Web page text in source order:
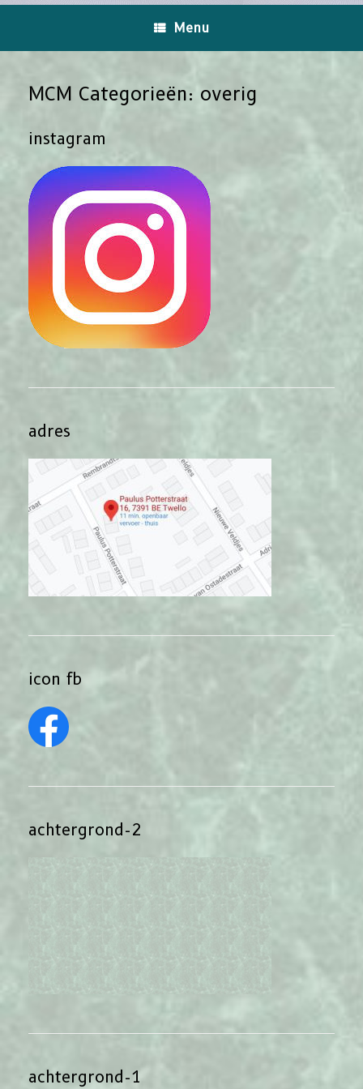
Ga
inhoud
Menu
MCM Categorieën: overig
instagram
adres
icon fb
achtergrond-2
achtergrond-1